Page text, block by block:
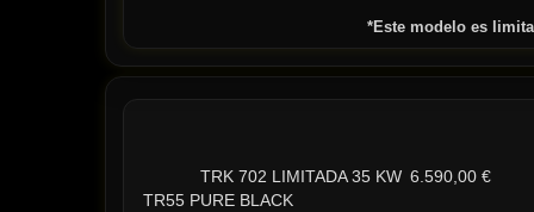
*Este modelo es
TR55 PURE BLACK